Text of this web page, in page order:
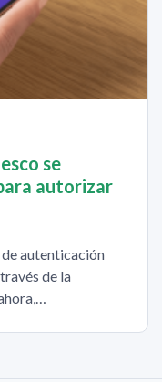
se
autorizar
de autenticación
de la